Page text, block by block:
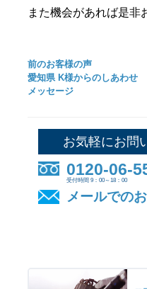
また機会があれば是非
前のお客様の声
愛知県 K様からのしあわせ
メッセージ
お気軽にお問
0120-06-
受付時間 9：00～18：00
メールでの